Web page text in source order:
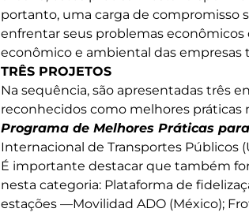
portanto, uma carga de compromisso
enfrentar seus problemas
econômico e ambiental das empresas
TRÊS PROJETOS
Na sequência, são apresentadas três
reconhecidos como melhores práticas
Programa de Melhores Práticas
Internacional de Transportes Públicos
É importante destacar que também
nesta categoria: Plataforma de
estações —Movilidad ADO (México);